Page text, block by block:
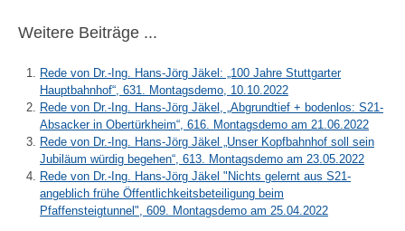
Weitere Beiträge ...
Rede von Dr.-Ing. Hans-Jörg Jäkel: „100 Jahre Stuttgarter
Hauptbahnhof“, 631. Montagsdemo, 10.10.2022
Rede von Dr.-Ing. Hans-Jörg Jäkel, „Abgrundtief + bodenlos: S21-
Absacker in Obertürkheim“, 616. Montagsdemo am 21.06.2022
Rede von Dr.-Ing. Hans-Jörg Jäkel „Unser Kopfbahnhof soll sein
Jubiläum würdig begehen“, 613. Montagsdemo am 23.05.2022
Rede von Dr.-Ing. Hans-Jörg Jäkel "Nichts gelernt aus S21-
angeblich frühe Öffentlichkeitsbeteiligung beim
Pfaffensteigtunnel", 609. Montagsdemo am 25.04.2022